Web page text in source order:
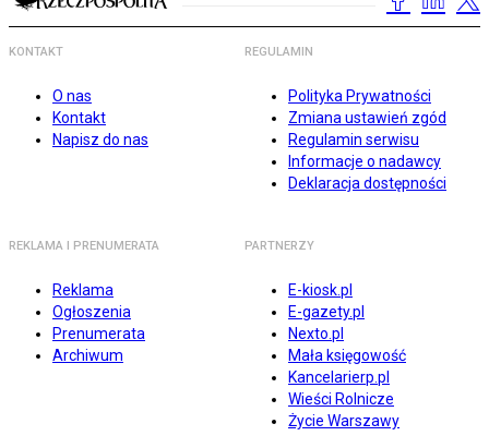
KONTAKT
O nas
Kontakt
Napisz do nas
REGULAMIN
Polityka Prywatności
Zmiana ustawień zgód
Regulamin serwisu
Informacje o nadawcy
Deklaracja dostępności
REKLAMA I PRENUMERATA
Reklama
Ogłoszenia
Prenumerata
Archiwum
PARTNERZY
E-kiosk.pl
E-gazety.pl
Nexto.pl
Mała księgowość
Kancelarierp.pl
Wieści Rolnicze
Życie Warszawy